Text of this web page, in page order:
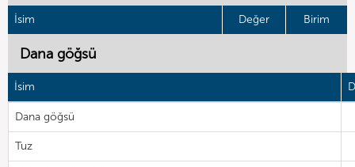
İsim Değer Birim
Dana göğsü
İsim
Dana göğsü
Tuz